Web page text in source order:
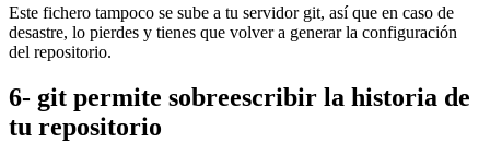
Este fichero tampoco se sube a tu servidor git, así que en caso de
desastre, lo pierdes y tienes que volver a generar la configuración
del repositorio.
6- git permite sobreescribir la historia de
tu repositorio